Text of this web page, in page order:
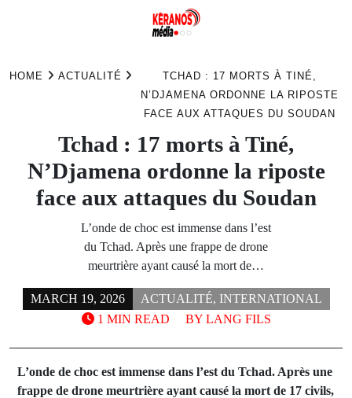
HOME ACTUALITÉ
TCHAD : 17 MORTS À TINÉ,
N’DJAMENA ORDONNE LA RIPOSTE
FACE AUX ATTAQUES DU SOUDAN
Tchad : 17 morts à Tiné,
N’Djamena ordonne la riposte
face aux attaques du Soudan
L’onde de choc est immense dans l’est
du Tchad. Après une frappe de drone
meurtrière ayant causé la mort de…
MARCH 19, 2026 ACTUALITÉ, INTERNATIONAL
BY LANG FILS
1 MIN READ
L’onde de choc est immense dans l’est du Tchad. Après une
frappe de drone meurtrière ayant causé la mort de 17 civils,